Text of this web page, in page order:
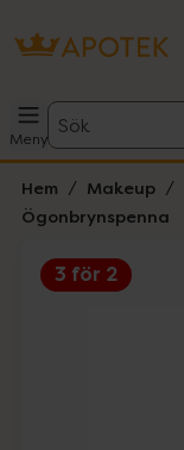
Meny
Sök
Hem Makeup
Ögonbrynspenna
3 för 2
Lista: .